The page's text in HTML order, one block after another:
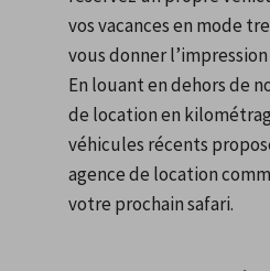
vos vacances en mode
vous donner
En louant en dehors de
de location en
véhicules récents
agence de location
votre prochain safari.